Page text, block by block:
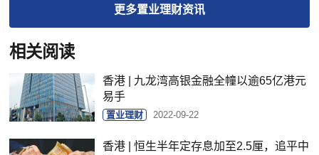
更多置业理财资讯
相关阅读
香港 | 九龙湾高银金融全幢以逾65亿港元
易手
置业理财 2022-09-22
香港 | 恒生半年定存息加至2.5厘，追平中